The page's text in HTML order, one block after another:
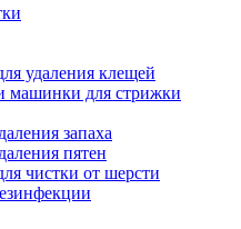
удаления клещей
машинки для стрижки
запаха
пятен
чистки от шерсти